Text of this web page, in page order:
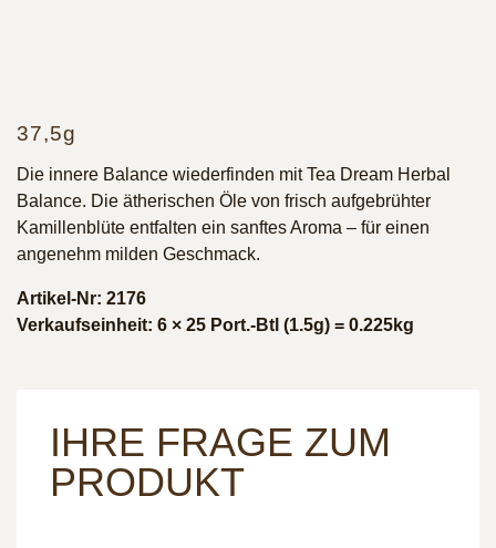
37,5g
Die innere Balance wiederfinden mit Tea Dream Herbal
Balance. Die ätherischen Öle von frisch aufgebrühter
Kamillenblüte entfalten ein sanftes Aroma – für einen
angenehm milden Geschmack.
Artikel-Nr: 2176
Verkaufseinheit: 6 × 25 Port.-Btl (1.5g) = 0.225kg
IHRE FRAGE ZUM
PRODUKT